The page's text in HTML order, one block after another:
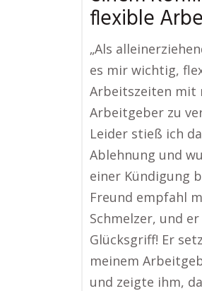
flexible
„Als
es mir wichtig,
Arbeitszeiten mit
Arbeitgeber zu
Leider stieß ich
Ablehnung und
einer Kündigung
Freund empfahl
Schmelzer, und
Glücksgriff! Er
meinem
und zeigte ihm,